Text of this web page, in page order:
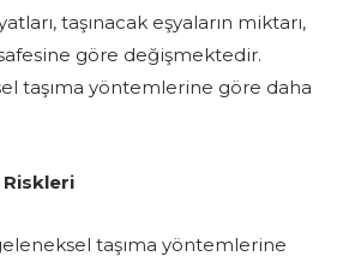
taşınacak eşyaların miktarı,
göre değişmektedir.
taşıma yöntemlerine göre daha
taşıma yöntemlerine